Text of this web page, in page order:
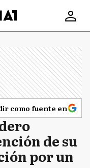
como fuente en
de su
por un